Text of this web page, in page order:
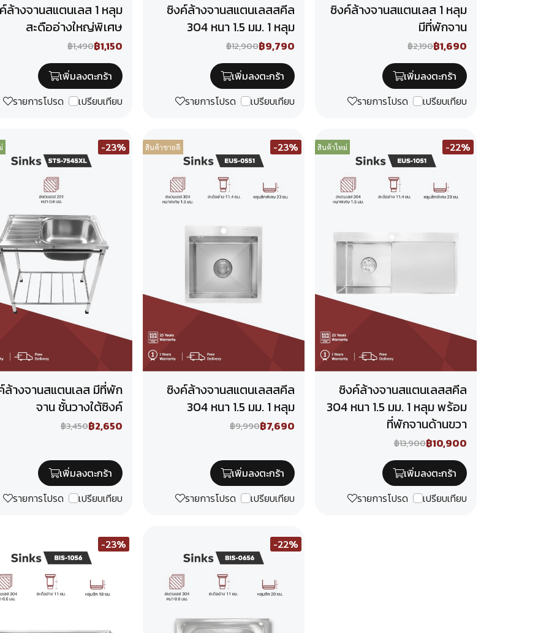
ล้างจานสแตนเลส 1 หลุม
สะดืออ่างใหญ่พิเศษ
฿1,490฿1,150
เพิ่มลงตะกร้า
รายการโปรด
เปรียบเทียบ
ซิงค์ล้างจานสแตนเลสสคีล
304 หนา 1.5 มม. 1 หลุม
฿12,900฿9,790
เพิ่มลงตะกร้า
รายการโปรด
เปรียบเทียบ
ซิงค์ล้างจานสแตนเลส 1 หลุม
มีที่พักจาน
฿2,190฿1,690
เพิ่มลงตะกร้า
รายการโปรด
เปรียบเทียบ
-23%
ล้างจานสแตนเลส มีที่พัก
จาน ชั้นวางใต้ซิงค์
฿3,450฿2,650
เพิ่มลงตะกร้า
รายการโปรด
เปรียบเทียบ
สินค้าขายดี -23%
ซิงค์ล้างจานสแตนเลสสคีล
304 หนา 1.5 มม. 1 หลุม
฿9,990฿7,690
เพิ่มลงตะกร้า
รายการโปรด
เปรียบเทียบ
สินค้าใหม่ -22%
ซิงค์ล้างจานสแตนเลสสคีล
304 หนา 1.5 มม. 1 หลุม พร้อม
ที่พักจานด้านขวา
฿13,900฿10,900
เพิ่มลงตะกร้า
รายการโปรด
เปรียบเทียบ
-23% -22%